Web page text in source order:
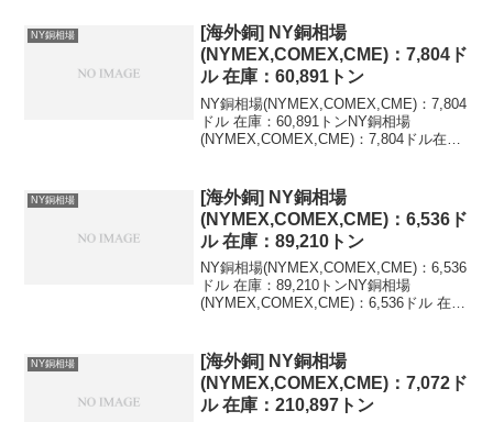
NY銅相場
[海外銅] NY銅相場
(NYMEX,COMEX,CME)：7,804ド
ル 在庫：60,891トン
NY銅相場(NYMEX,COMEX,CME)：7,804
ドル 在庫：60,891トンNY銅相場
(NYMEX,COMEX,CME)：7,804ドル在
新...
NY銅相場
[海外銅] NY銅相場
(NYMEX,COMEX,CME)：6,536ド
ル 在庫：89,210トン
NY銅相場(NYMEX,COMEX,CME)：6,536
ドル 在庫：89,210トンNY銅相場
(NYMEX,COMEX,CME)：6,536ドル 在
NY銅相場
[海外銅] NY銅相場
(NYMEX,COMEX,CME)：7,072ド
ル 在庫：210,897トン